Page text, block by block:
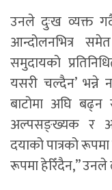
उनले दुःख व्यक्त
आन्दोलनभित्र
समुदायको
यसरी चल्दैन’ भन्ने
बाटोमा अघि
अल्पसङ्ख्यक र
दयाको पात्रको
रूपमा हेरिँदैन,”